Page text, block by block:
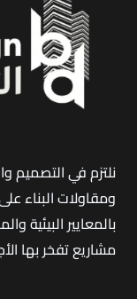
نلتزم في التصميم
ومقاولات البناء
بالمعايير البيئية
مشاريع تفخر بها